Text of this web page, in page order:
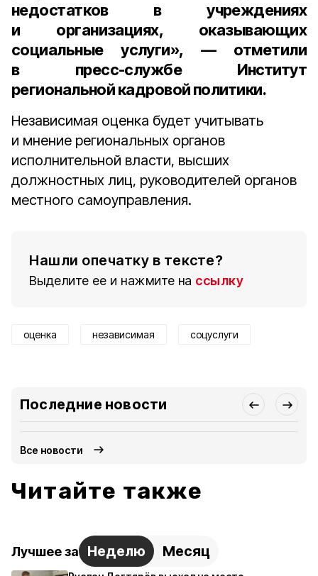
недостатков в учреждениях
и организациях, оказывающих
социальные услуги», — отметили
в пресс-службе Институт
региональной кадровой политики.
Независимая оценка будет учитывать
и мнение региональных органов
исполнительной власти, высших
должностных лиц, руководителей органов
местного самоуправления.
Нашли опечатку в тексте?
Выделите ее и нажмите на ссылку
оценка независимая соцуслуги
Последние новости
Все новости
Читайте также
Лучшее за Неделю Месяц